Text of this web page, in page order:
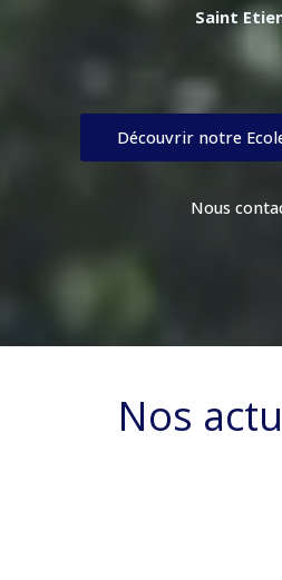
Saint
Découvrir notre
Nous
Nos